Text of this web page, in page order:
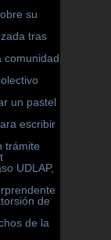
su
tras
comunidad
un pastel
escribir
trámite
UDLAP,
de
de la